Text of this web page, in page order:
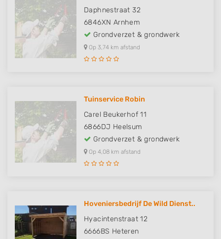
Daphnestraat 32
6846XN Arnhem
Grondverzet & grondwerk
Op 3,74 km afstand
Tuinservice Robin
Carel Beukerhof 11
6866DJ Heelsum
Grondverzet & grondwerk
Op 4,08 km afstand
Hoveniersbedrijf De Wild Dienst..
Hyacintenstraat 12
6666BS Heteren